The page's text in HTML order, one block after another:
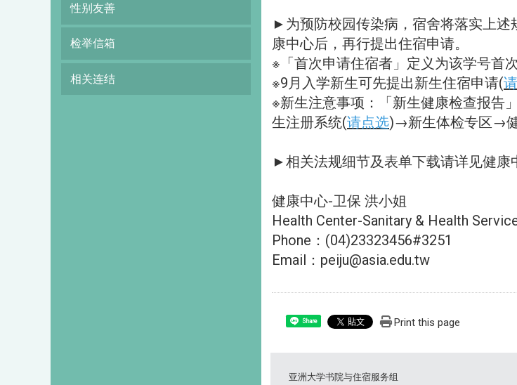
性别友善
检举信箱
相关连结
►为预防校园传染病，宿舍将落实上述
康中心后，再行提出住宿申请。
※「首次申请住宿者」定义为该学号首
※9月入学新生可先提出新生住宿申请(
※新生注意事项：「新生健康检查报告
生注册系统(请点选)→新生体检专区→健
►相关法规细节及表单下载请详见健康
健康中心-卫保 洪小姐
Health Center-Sanitary & Health
Phone：(04)23323456#3251
Email：peiju@asia.edu.tw
Share Print this page
亚洲大学书院与住宿服务组